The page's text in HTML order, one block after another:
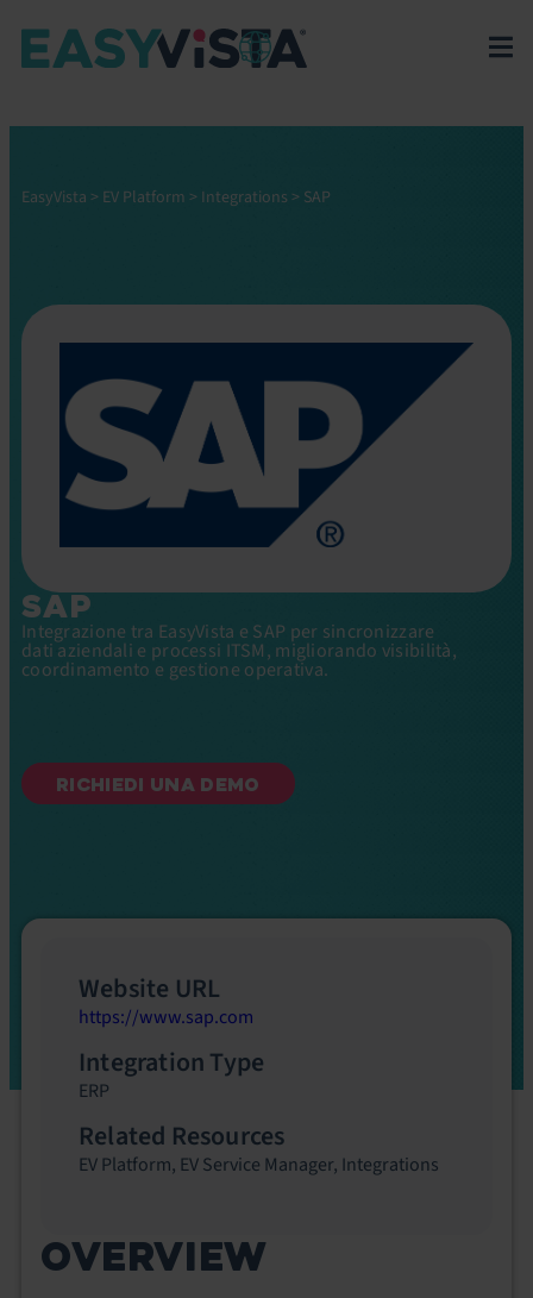
EasyVista > EV Platform > Integrations > SAP
SAP
Integrazione tra EasyVista e SAP per sincronizzare
dati aziendali e processi ITSM, migliorando visibilità,
coordinamento e gestione operativa.
RICHIEDI UNA DEMO
OVERVIEW
Website URL
https://www.sap.com
Integration Type
ERP
Related Resources
EV Platform, EV Service Manager, Integrations